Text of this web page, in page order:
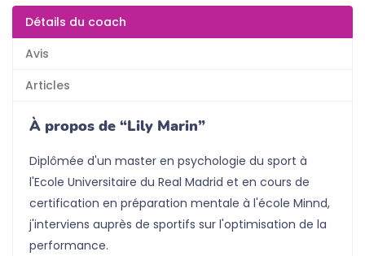
Détails du coach
Avis
Articles
À propos de “Lily Marin”
Diplômée d'un master en psychologie du sport à
l'Ecole Universitaire du Real Madrid et en cours de
certification en préparation mentale à l'école Minnd,
j'interviens auprès de sportifs sur l'optimisation de la
performance.